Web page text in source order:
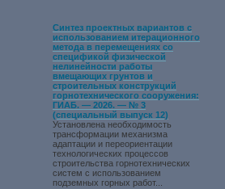
Синтез проектных вариантов с
использованием итерационного
метода в перемещениях со
спецификой физической
нелинейности работы
вмещающих грунтов и
строительных конструкций
горнотехнического сооружения:
ГИАБ. — 2026. — № 3
(специальный выпуск 12)
Установлена необходимость
трансформации механизма
адаптации и переориентации
технологических процессов
строительства горнотехнических
систем с использованием
подземных горных работ...